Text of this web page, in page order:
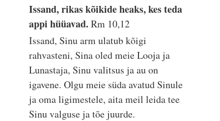
Issand, rikas kõikide heaks, kes teda
appi hüüavad.Rm 10,12
Issand, Sinu arm ulatub kõigi
rahvasteni, Sina oled meie Looja ja
Lunastaja, Sinu valitsus ja au on
igavene. Olgu meie süda avatud Sinule
ja oma ligimestele, aita meil leida tee
Sinu valguse ja tõe juurde.